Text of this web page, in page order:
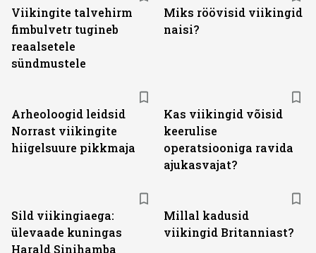
Viikingite talvehirm
fimbulvetr tugineb
reaalsetele
sündmustele
Miks röövisid viikingid
naisi?
Arheoloogid leidsid
Norrast viikingite
hiigelsuure pikkmaja
Kas viikingid võisid
keerulise
operatsiooniga ravida
ajukasvajat?
Sild viikingiaega:
ülevaade kuningas
Harald Sinihamba
Millal kadusid
viikingid Britanniast?